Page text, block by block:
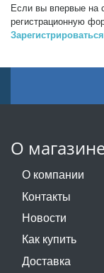
Если вы впервые на
регистрационную
Зарегистрироваться
О
О компании
Контакты
Новости
Как купить
Доставка